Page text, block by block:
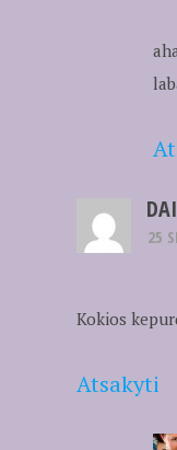
25
Kokios
Atsakyti